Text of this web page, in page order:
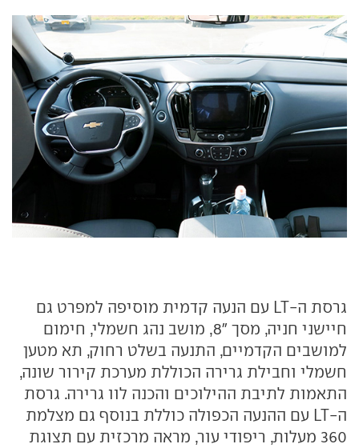
גרסת ה-LT עם הנעה קדמית מוסיפה למפרט גם
חיישני חניה, מסך "8, מושב נהג חשמלי, חימום
למושבים הקדמיים, התנעה בשלט רחוק, תא מטען
חשמלי וחבילת גרירה הכוללת מערכת קירור שונה,
התאמות לתיבת ההילוכים והכנה לוו גרירה. גרסת
ה-LT עם ההנעה הכפולה כוללת בנוסף גם מצלמת
360 מעלות, ריפודי עור, מראה מרכזית עם תצוגת